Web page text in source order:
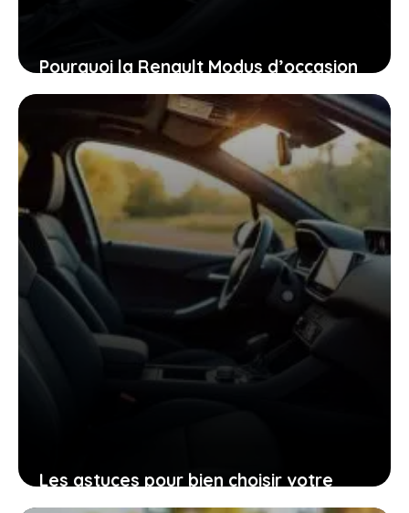
Pourquoi la Renault Modus d’occasion
pourrait bien être la voiture idéale
pour vous aujourd’hui
26 janvier 2026
Les astuces pour bien choisir votre
Peugeot 206 d’occasion grâce à sa